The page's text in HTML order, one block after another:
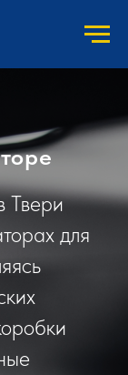
Твери
для